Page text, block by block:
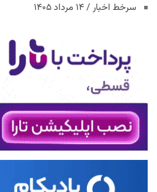
سرخط اخبار / ۱۴ مرداد ۱۴۰۵